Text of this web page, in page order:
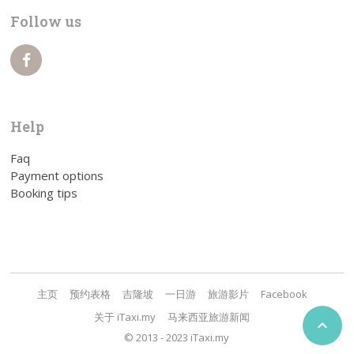

Follow us
Help
Faq
Payment options
Booking tips
© 2013 - 2023 iTaxi.my
主页 预约表格 吉隆坡 一日游 旅游影片
Facebook
关于 iTaxi.my
马来西亚旅游新闻